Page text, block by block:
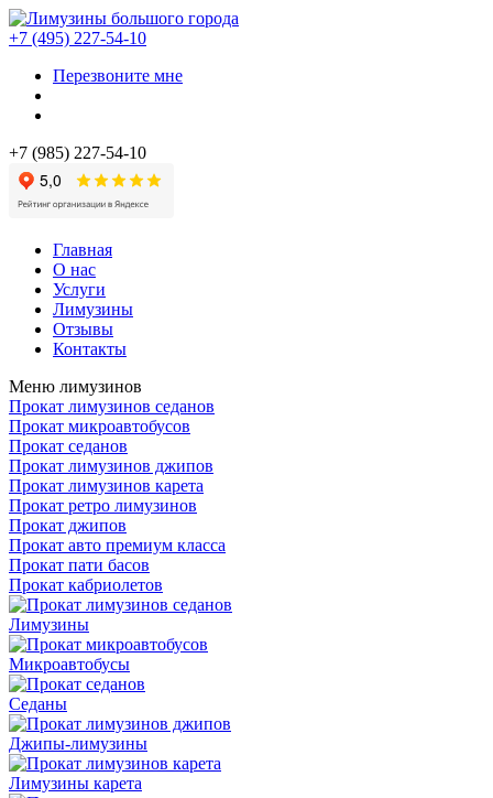
+7 (495) 227-54-10
Перезвоните мне
+7 (985) 227-54-10
Главная
О нас
Услуги
Лимузины
Отзывы
Контакты
Меню лимузинов
Прокат лимузинов седанов
Прокат микроавтобусов
Прокат седанов
Прокат лимузинов джипов
Прокат лимузинов карета
Прокат ретро лимузинов
Прокат джипов
Прокат авто премиум класса
Прокат пати басов
Прокат кабриолетов
Лимузины
Микроавтобусы
Седаны
Джипы-лимузины
Лимузины карета